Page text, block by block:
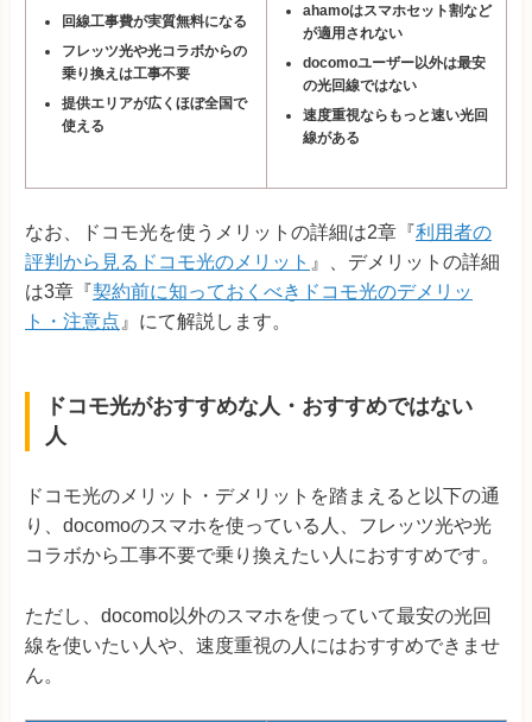
回線工事費が実質無料になる
フレッツ光や光コラボからの
乗り換えは工事不要
提供エリアが広くほぼ全国で
使える
ahamoはスマホセット割など
が適用されない
docomoユーザー以外は最安
の光回線ではない
速度重視ならもっと速い光回
線がある
なお、ドコモ光を使うメリットの詳細は2章『利用者の
評判から見るドコモ光のメリット 』、デメリットの詳細
は3章『契約前に知っておくべきドコモ光のデメリッ
ト・注意点 』にて解説します。
ドコモ光がおすすめな人・おすすめではない
人
ドコモ光のメリット・デメリットを踏まえると以下の通
り、docomoのスマホを使っている人、フレッツ光や光
コラボから工事不要で乗り換えたい人におすすめです。
ただし、docomo以外のスマホを使っていて最安の光回
線を使いたい人や、速度重視の人にはおすすめできませ
ん。